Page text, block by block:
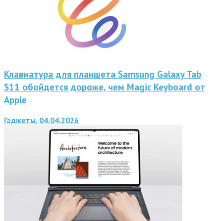
Клавиатура для планшета Samsung Galaxy Tab
S11 обойдется дороже, чем Magic Keyboard от
Apple
Гаджеты, 04.04.2026